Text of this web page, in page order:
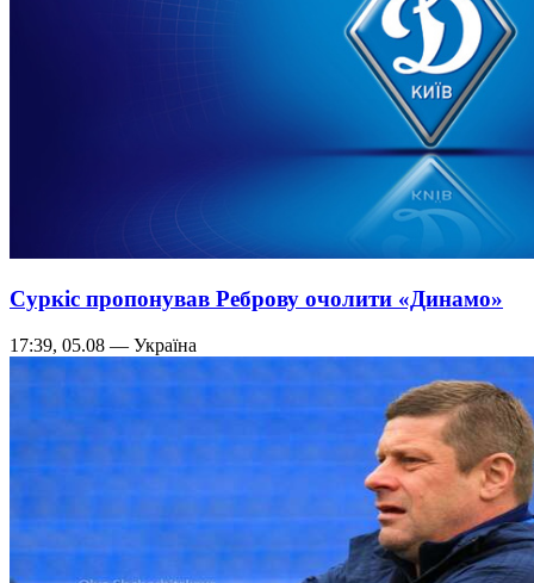
Суркіс пропонував Реброву очолити «Динамо»
17:39, 05.08 — Україна